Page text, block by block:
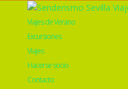
Viajes de Verano
Excursiones
Viajes
Hacerse socio
Contacto